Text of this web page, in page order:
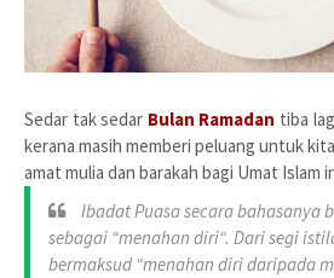
Sedar tak sedar Bulan Ramadan tiba
kerana masih memberi peluang untuk
amat mulia dan barakah bagi Umat Islam
Ibadat Puasa secara bahasanya
sebagai “menahan diri“. Dari segi
bermaksud “menahan diri daripada